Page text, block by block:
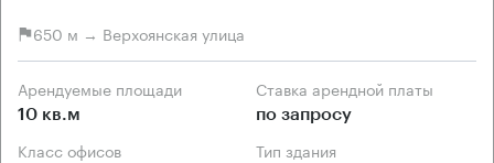
650 м → Верхоянская улица
Арендуемые площади
10 кв.м
Ставка арендной платы
по запросу
Класс офисов Тип здания